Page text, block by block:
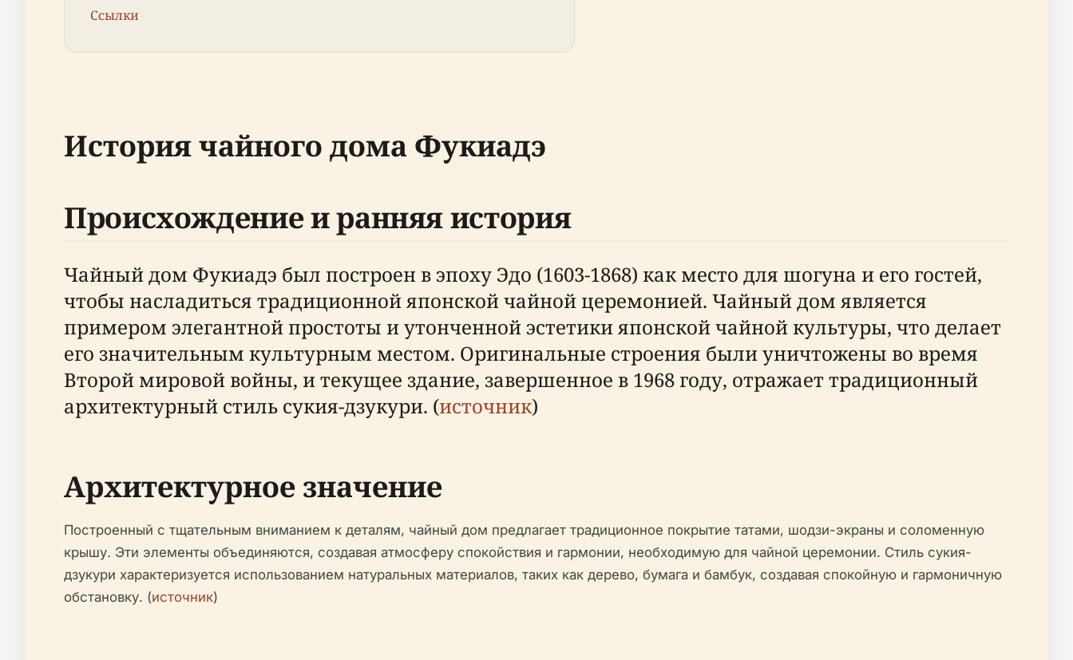
Ссылки
История чайного дома Фукиадэ
Происхождение и ранняя история
Чайный дом Фукиадэ был построен в эпоху Эдо (1603-1868) как место для шогуна и его гостей,
чтобы насладиться традиционной японской чайной церемонией. Чайный дом является
примером элегантной простоты и утонченной эстетики японской чайной культуры, что делает
его значительным культурным местом. Оригинальные строения были уничтожены во время
Второй мировой войны, и текущее здание, завершенное в 1968 году, отражает традиционный
архитектурный стиль сукия-дзукури. (источник)
Архитектурное значение
Построенный с тщательным вниманием к деталям, чайный дом предлагает традиционное покрытие татами, шодзи-экраны и соломенную
крышу. Эти элементы объединяются, создавая атмосферу спокойствия и гармонии, необходимую для чайной церемонии. Стиль сукия-
дзукури характеризуется использованием натуральных материалов, таких как дерево, бумага и бамбук, создавая спокойную и гармоничную
обстановку. (источник)